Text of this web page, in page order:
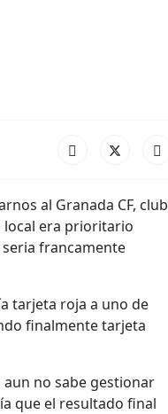
al Granada CF, club
local era prioritario
francamente
tarjeta roja a uno de
finalmente tarjeta
aun no sabe gestionar
que el resultado final